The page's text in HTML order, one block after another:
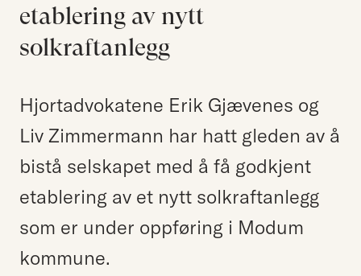
Kontakt oss
Hjort Bridge
Søk etter:
etablering av nytt
solkraftanlegg
Hjortadvokatene Erik Gjævenes og
Liv Zimmermann har hatt gleden av å
bistå selskapet med å få godkjent
etablering av et nytt solkraftanlegg
som er under oppføring i Modum
kommune.